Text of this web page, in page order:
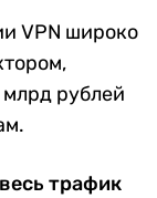
VPN широко
рублей
трафик